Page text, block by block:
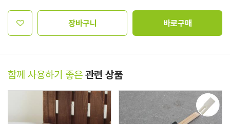
장바구니 바로구매
함께 사용하기 좋은 관련 상품